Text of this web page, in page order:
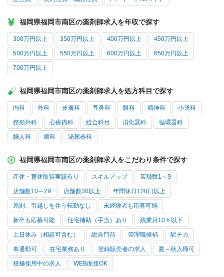
福岡県福岡市南区の薬剤師求人を年収で探す
300万円以上 350万円以上 400万円以上 450万円以上
500万円以上 550万円以上 600万円以上 650万円以上
700万円以上
福岡県福岡市南区の薬剤師求人を処方科目で探す
内科 外科 皮膚科 耳鼻科 眼科 精神科 小児科
整形外科 心療内科 総合科目 消化器科 循環器科
婦人科 歯科 泌尿器科
福岡県福岡市南区の薬剤師求人をこだわり条件で探す
産休・育休取得実績有り スキルアップ 店舗数1～9
店舗数10～29 店舗数30以上 年間休日120日以上
原則、引越しを伴う転勤なし 未経験者も応募可能
新卒も応募可能 住宅補助（手当）あり 残業月10ｈ以下
土日休み（相談可含む） 総合門前 管理職候補 駅チカ
車通勤可 在宅業務あり 登録販売者の求人 夏～秋入職可
積極採用中の求人 WEB面接OK